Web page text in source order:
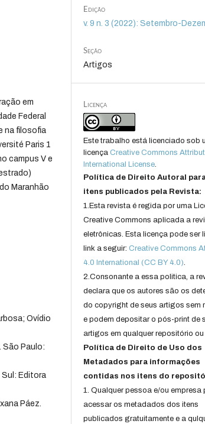
em
Federal
na filosofia
Paris 1
campus V e
Maranhão
Ovídio
São Paulo:
Editora
Páez.
Edição
v. 9 n. 3 (2022): Setembro-
Seção
Artigos
Licença
Este trabalho está licenciado sob
licençaCreative Commons
International License.
Política de Direito Autoral
itens publicados pela Revista:
1.Esta revista é regida por uma
Creative Commons aplicada a
eletrônicas. Esta licença pode ser
link a seguir:Creative Commons
4.0 International (CC BY 4.0).
2.Consonante a essa politica, a
declara que os autores são os
do copyright de seus artigos sem
e podem depositar o pós-print de
artigos em qualquer repositório ou
Política de Direito de Uso dos
Metadados para informações
contidas nos itens do
1. Qualquer pessoa e/ou empresa
acessar os metadados dos itens
publicados gratuitamente e a